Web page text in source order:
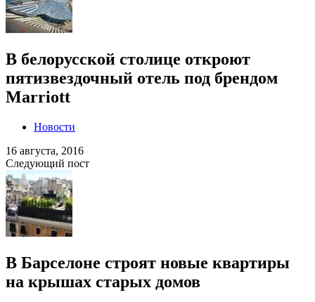
В белорусской столице откроют
пятизвездочный отель под брендом
Marriott
Новости
16 августа, 2016
Следующий пост
В Барселоне строят новые квартиры
на крышах старых домов